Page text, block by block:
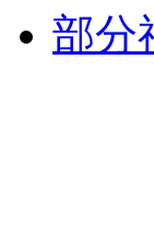
外交部：有
部分